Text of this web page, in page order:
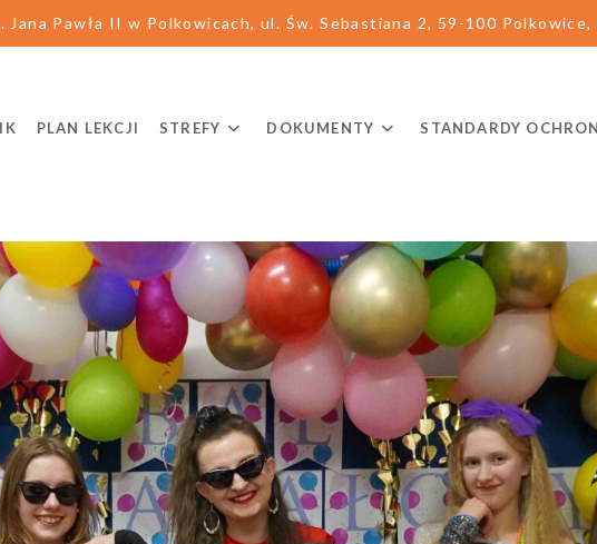
Jana Pawła II w Polkowicach, ul. Św. Sebastiana 2, 59-100
PLAN LEKCJI STREFY DOKUMENTY STANDARDY